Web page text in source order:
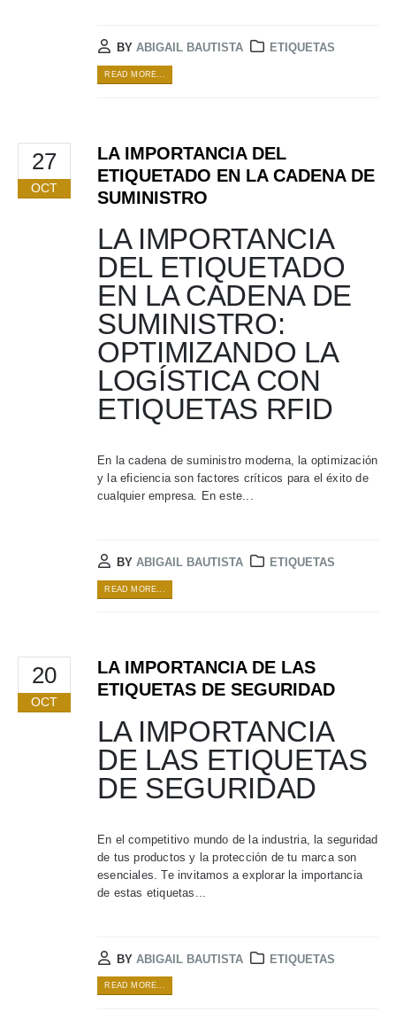
BY ABIGAIL BAUTISTA ETIQUETAS
READ MORE...
27
OCT
LA IMPORTANCIA DEL
ETIQUETADO EN LA CADENA DE
SUMINISTRO
LA IMPORTANCIA
DEL ETIQUETADO
EN LA CADENA DE
SUMINISTRO:
OPTIMIZANDO LA
LOGÍSTICA CON
ETIQUETAS RFID
En la cadena de suministro moderna, la optimización
y la eficiencia son factores críticos para el éxito de
cualquier empresa. En este...
BY ABIGAIL BAUTISTA ETIQUETAS
READ MORE...
20
OCT
LA IMPORTANCIA DE LAS
ETIQUETAS DE SEGURIDAD
LA IMPORTANCIA
DE LAS ETIQUETAS
DE SEGURIDAD
En el competitivo mundo de la industria, la seguridad
de tus productos y la protección de tu marca son
esenciales. Te invitamos a explorar la importancia
de estas etiquetas...
BY ABIGAIL BAUTISTA ETIQUETAS
READ MORE...